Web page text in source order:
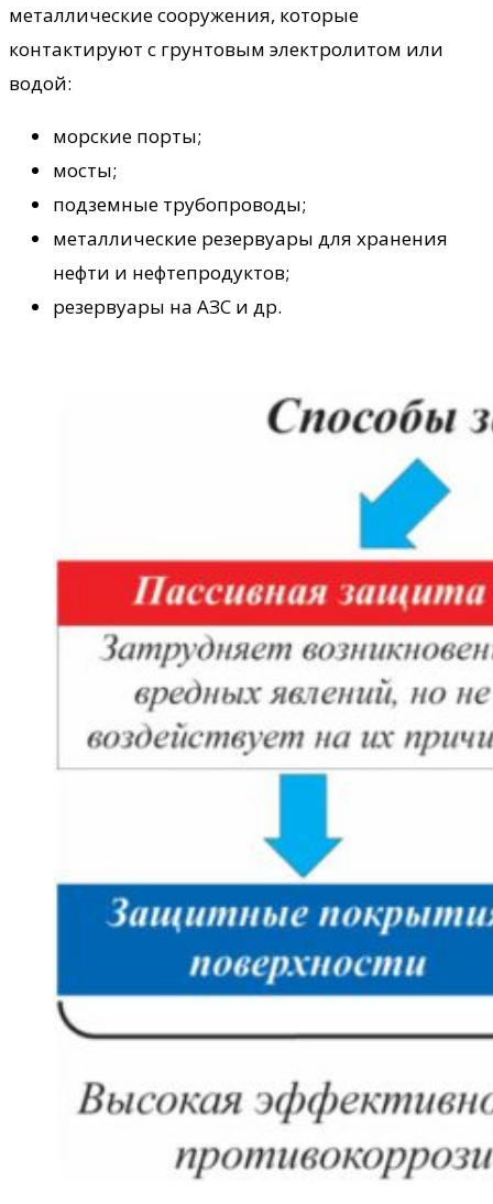
металлические сооружения, которые
контактируют с грунтовым электролитом или
водой:
морские порты;
мосты;
подземные трубопроводы;
металлические резервуары для хранения
нефти и нефтепродуктов;
резервуары на АЗС и др.